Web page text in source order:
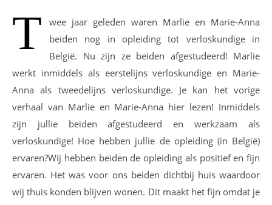
T
wee jaar geleden waren Marlie en Marie-Anna
beiden nog in opleiding tot verloskundige in
België. Nu zijn ze beiden afgestudeerd! Marlie
werkt inmiddels als eerstelijns verloskundige en Marie-
Anna als tweedelijns verloskundige. Je kan het vorige
verhaal van Marlie en Marie-Anna hier lezen! Inmiddels
zijn jullie beiden afgestudeerd en werkzaam als
verloskundige! Hoe hebben jullie de opleiding (in België)
ervaren?Wij hebben beiden de opleiding als positief en fijn
ervaren. Het was voor ons beiden dichtbij huis waardoor
wij thuis konden blijven wonen. Dit maakt het fijn omdat je